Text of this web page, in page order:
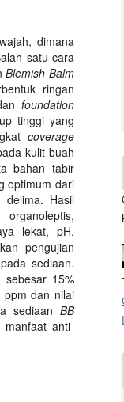
dimana
satu cara
Blemish Balm
ringan
foundation
tinggi yang
coverage
kulit buah
bahan tabir
optimum dari
delima. Hasil
lekat, pH,
pengujian
sediaan.
sebesar 15%
ppm dan nilai
sediaan BB
manfaat anti-